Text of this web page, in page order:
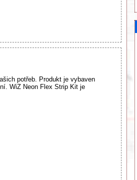
potřeb. Produkt je vybaven
WiZ Neon Flex Strip Kit je